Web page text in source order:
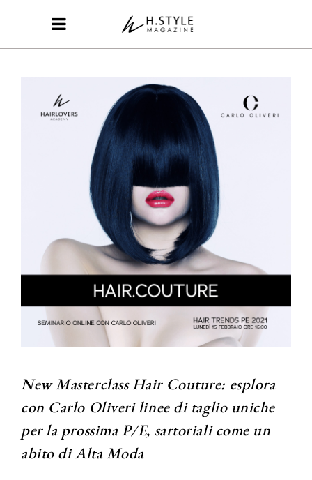
New Masterclass Hair Couture: esplora
con Carlo Oliveri linee di taglio uniche
per la prossima P/E, sartoriali come un
abito di Alta Moda